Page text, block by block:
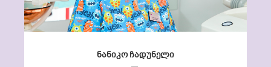
ნანიკო ჩადუნელი